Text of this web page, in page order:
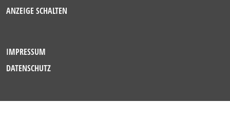
ANZEIGE SCHALTEN
IMPRESSUM
DATENSCHUTZ